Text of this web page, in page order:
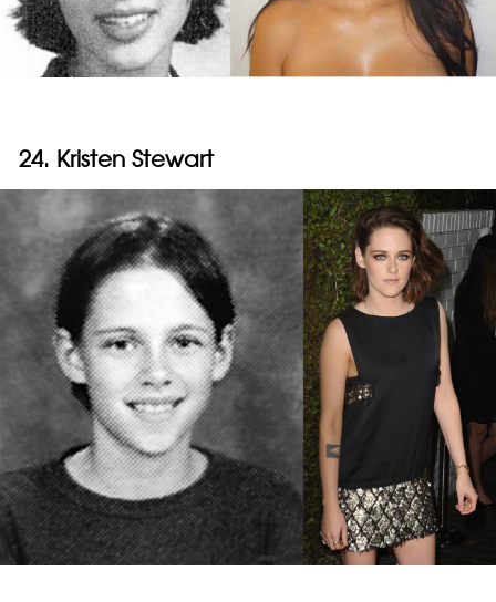
24. Kristen Stewart